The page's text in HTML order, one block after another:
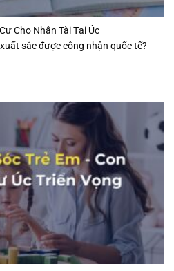
Cho Nhân Tài Tại Úc
sắc được công nhận quốc tế?